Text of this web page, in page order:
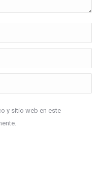
y sitio web en este